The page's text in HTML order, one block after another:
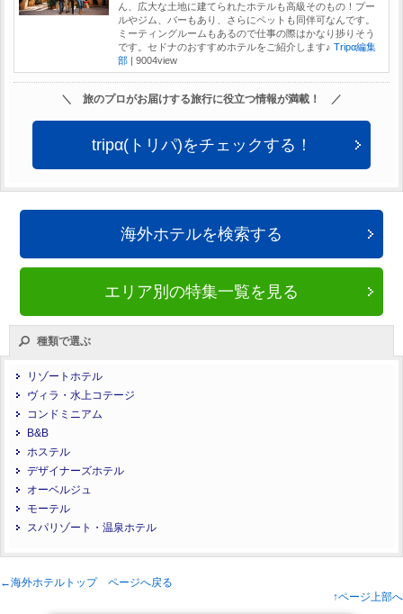
ん、広大な土地に建てられたホテルも高級そのもの！プー
ルやジム、バーもあり、さらにペットも同伴可なんです。
ミーティングルームもあるので仕事の際はかなり捗りそう
です。セドナのおすすめホテルをご紹介します♪ Tripα編集
部
9004view
＼ 旅のプロがお届けする旅行に役立つ情報が満載！ ／
tripα(トリパ)をチェックする！
海外ホテルを検索する
エリア別の特集一覧を見る
種類で選ぶ
リゾートホテル
ヴィラ・水上コテージ
コンドミニアム
B&B
ホステル
デザイナーズホテル
オーベルジュ
モーテル
スパリゾート・温泉ホテル
←海外ホテルトップ ページへ戻る
↑ページ上部へ